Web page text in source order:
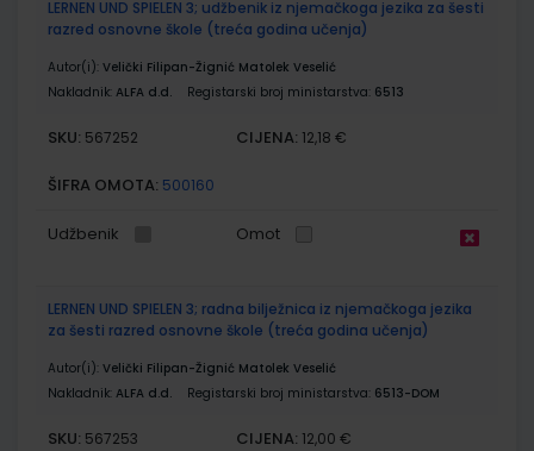
LERNEN UND SPIELEN 3; udžbenik iz njemačkoga jezika za šesti
razred osnovne škole (treća godina učenja)
Autor(i): Velički Filipan-Žignić Matolek Veselić
Nakladnik: ALFA d.d. Registarski broj ministarstva: 6513
SKU: 567252 CIJENA: 12,18 €
ŠIFRA OMOTA: 500160
Udžbenik Omot
LERNEN UND SPIELEN 3; radna bilježnica iz njemačkoga jezika
za šesti razred osnovne škole (treća godina učenja)
Autor(i): Velički Filipan-Žignić Matolek Veselić
Nakladnik: ALFA d.d. Registarski broj ministarstva: 6513-DOM
SKU: 567253 CIJENA: 12,00 €